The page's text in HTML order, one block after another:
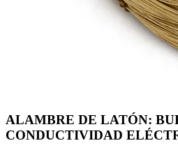
ALAMBRE DE LATÓN:
CONDUCTIVIDAD